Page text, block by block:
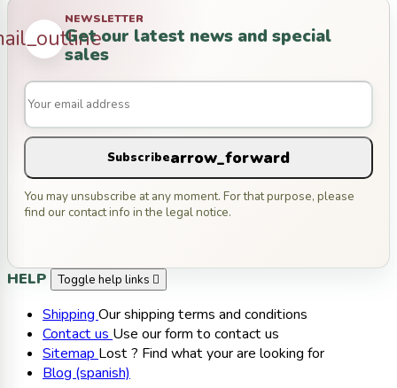
NEWSLETTER
Get our latest news and special
sales
Subscribearrow_forward
You may unsubscribe at any moment. For that purpose, please
find our contact info in the legal notice.
HELP Toggle help links 
Shipping Our shipping terms and conditions
Contact us Use our form to contact us
Sitemap Lost ? Find what your are looking for
Blog (spanish)